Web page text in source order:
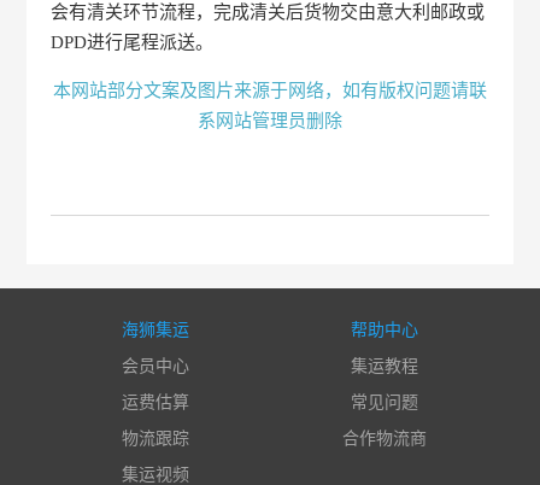
会有清关环节流程，完成清关后货物交由意大利邮政或
DPD进行尾程派送。
本网站部分文案及图片来源于网络，如有版权问题请联
系网站管理员删除
海狮集运
会员中心
运费估算
物流跟踪
集运视频
帮助中心
集运教程
常见问题
合作物流商